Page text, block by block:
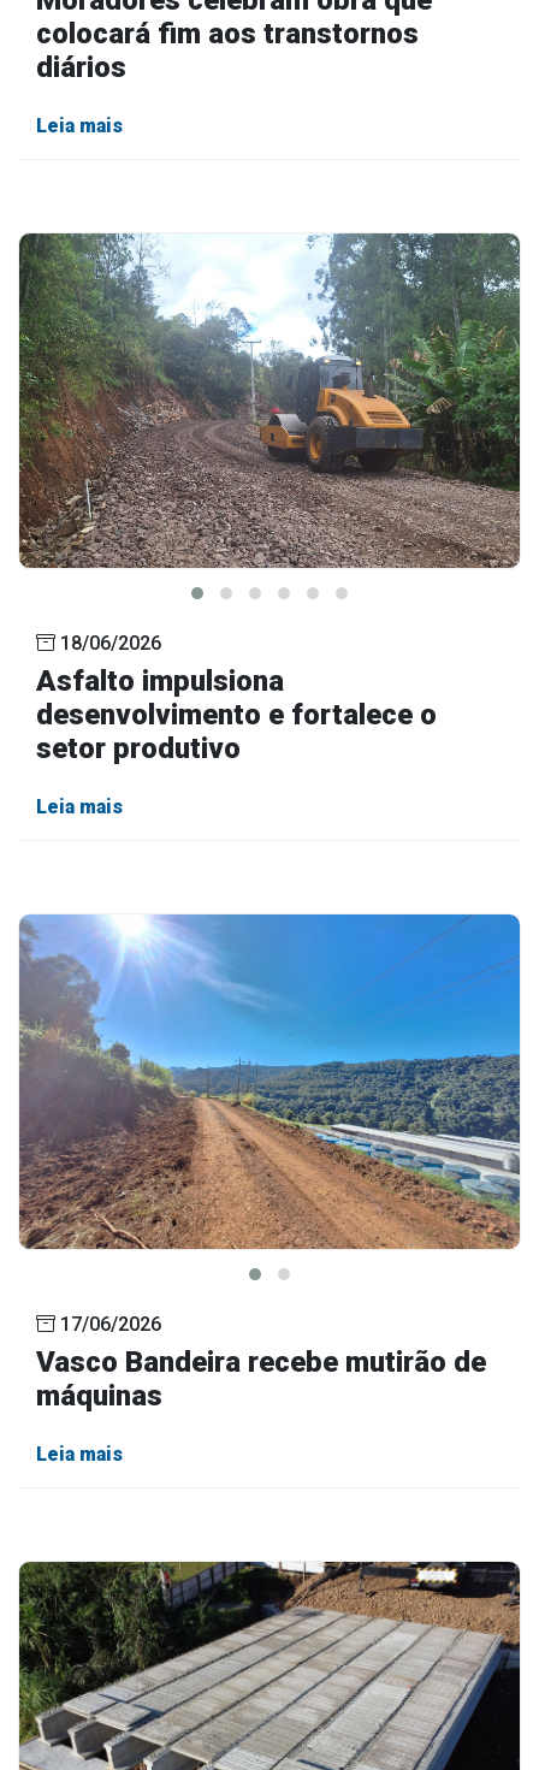
colocará fim aos transtornos
diários
Leia mais
18/06/2026
Asfalto impulsiona
desenvolvimento e fortalece o
setor produtivo
Leia mais
17/06/2026
Vasco Bandeira recebe mutirão de
máquinas
Leia mais